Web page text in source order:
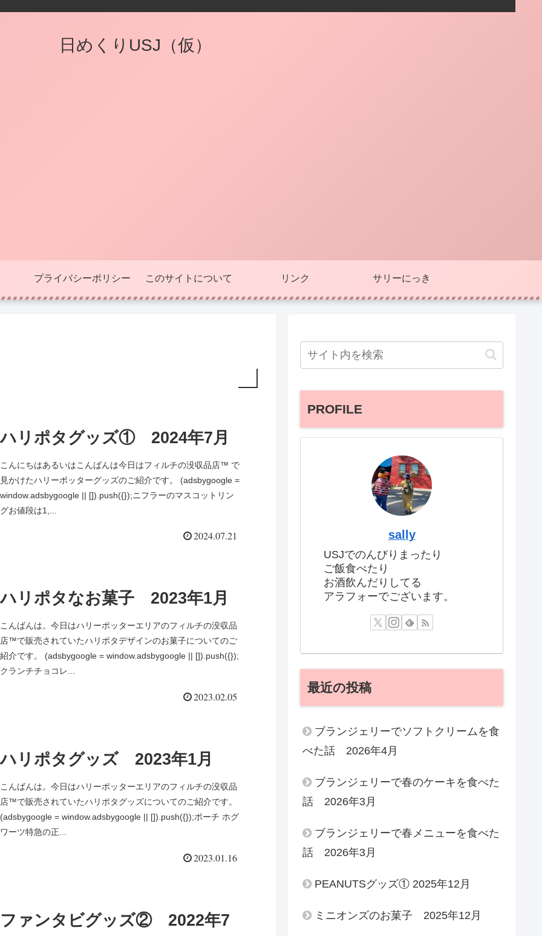
日めくりUSJ（仮）
プライバシーポリシー このサイトについて リンク サリーにっき
ハリポタグッズ① 2024年7月
こんにちはあるいはこんばんは今日はフィルチの没収品店™ で
見かけたハリーポッターグッズのご紹介です。 (adsbygoogle =
window.adsbygoogle || []).push({});ニフラーのマスコットリン
グお値段は1,...
2024.07.21
ハリポタなお菓子 2023年1月
こんばんは。今日はハリーポッターエリアのフィルチの没収品
店™で販売されていたハリポタデザインのお菓子についてのご
紹介です。 (adsbygoogle = window.adsbygoogle || []).push({});
クランチチョコレ...
2023.02.05
ハリポタグッズ 2023年1月
こんばんは。今日はハリーポッターエリアのフィルチの没収品
店™で販売されていたハリポタグッズについてのご紹介です。
(adsbygoogle = window.adsbygoogle || []).push({});ポーチ ホグ
ワーツ特急の正...
2023.01.16
ファンタビグッズ② 2022年7
PROFILE
sally
USJでのんびりまったり
ご飯食べたり
お酒飲んだりしてる
アラフォーでございます。
最近の投稿
ブランジェリーでソフトクリームを食
べた話 2026年4月
ブランジェリーで春のケーキを食べた
話 2026年3月
ブランジェリーで春メニューを食べた
話 2026年3月
PEANUTSグッズ① 2025年12月
ミニオンズのお菓子 2025年12月